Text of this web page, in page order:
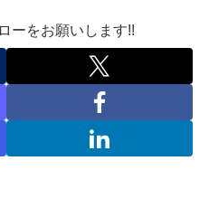
ーをお願いします!!